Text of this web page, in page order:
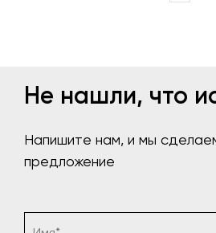
Не нашли, что
Напишите нам, и мы
предложение